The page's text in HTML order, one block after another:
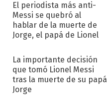
El periodista más anti-
Messi se quebró al
hablar de la muerte de
Jorge, el papá de Lionel
La importante decisión
que tomó Lionel Messi
tras la muerte de su papá
Jorge